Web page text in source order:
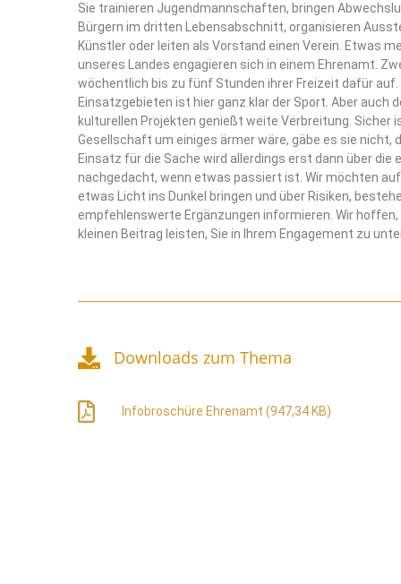
Sie trainieren Jugendmannschaften, bringen
Bürgern im dritten Lebensabschnitt, organisieren
Künstler oder leiten als Vorstand einen Verein. Etwas
unseres Landes engagieren sich in einem Ehrenamt.
wöchentlich bis zu fünf Stunden ihrer Freizeit dafür
Einsatzgebieten ist hier ganz klar der Sport. Aber auch
kulturellen Projekten genießt weite Verbreitung. Sicher
Gesellschaft um einiges ärmer wäre, gäbe es sie nicht,
Einsatz für die Sache wird allerdings erst dann über die
nachgedacht, wenn etwas passiert ist. Wir möchten
etwas Licht ins Dunkel bringen und über Risiken,
empfehlenswerte Ergänzungen informieren. Wir
kleinen Beitrag leisten, Sie in Ihrem Engagement zu
Downloads zum Thema
Infobroschüre Ehrenamt (947,34 KB)